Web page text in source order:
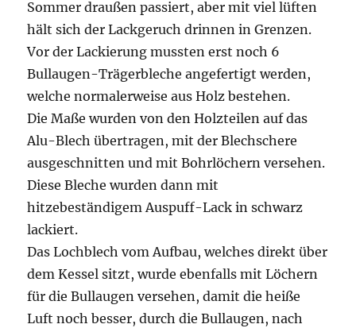
Sommer draußen passiert, aber mit viel lüften
hält sich der Lackgeruch drinnen in Grenzen.
Vor der Lackierung mussten erst noch 6
Bullaugen-Trägerbleche angefertigt werden,
welche normalerweise aus Holz bestehen.
Die Maße wurden von den Holzteilen auf das
Alu-Blech übertragen, mit der Blechschere
ausgeschnitten und mit Bohrlöchern versehen.
Diese Bleche wurden dann mit
hitzebeständigem Auspuff-Lack in schwarz
lackiert.
Das Lochblech vom Aufbau, welches direkt über
dem Kessel sitzt, wurde ebenfalls mit Löchern
für die Bullaugen versehen, damit die heiße
Luft noch besser, durch die Bullaugen, nach